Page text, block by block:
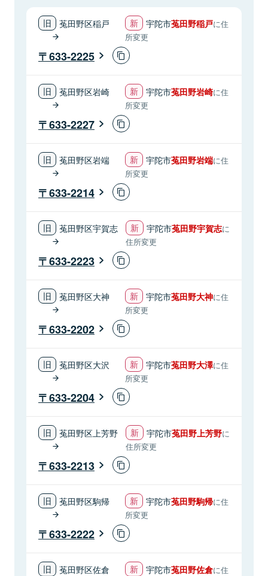
菟田野区稲戸 宇陀市菟田野稲戸に住
所変更
633-2225
菟田野区岩崎 宇陀市菟田野岩崎に住
所変更
633-2227
菟田野区岩端 宇陀市菟田野岩端に住
所変更
633-2214
菟田野区宇賀志 宇陀市菟田野宇賀志に
住所変更
633-2223
菟田野区大神 宇陀市菟田野大神に住
所変更
633-2202
菟田野区大沢 宇陀市菟田野大澤に住
所変更
633-2204
菟田野区上芳野 宇陀市菟田野上芳野に
住所変更
633-2213
菟田野区駒帰 宇陀市菟田野駒帰に住
所変更
633-2222
菟田野区佐倉 宇陀市菟田野佐倉に住